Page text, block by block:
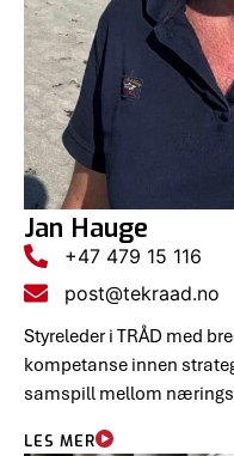
Jan Hauge
+47 479 15 116
post@tekraad.no
Styreleder i TRÅD med
kompetanse innen
samspill mellom
LES MER